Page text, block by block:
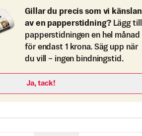
Gillar du precis som vi känslan
av en papperstidning? Lägg till
papperstidningen en hel månad
för endast 1 krona. Säg upp när
du vill – ingen bindningstid.
Ja, tack!